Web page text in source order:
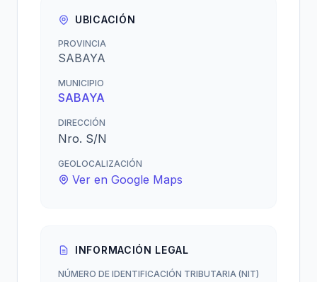
UBICACIÓN
PROVINCIA
SABAYA
MUNICIPIO
SABAYA
DIRECCIÓN
Nro. S/N
GEOLOCALIZACIÓN
Ver en Google Maps
INFORMACIÓN LEGAL
NÚMERO DE IDENTIFICACIÓN TRIBUTARIA (NIT)